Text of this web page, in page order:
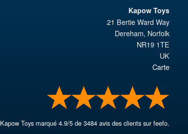
Kapow Toys
21 Bertie Ward Way
Dereham, Norfolk
NR19 1TE
UK
Carte
Kapow Toys marqué4.9/5 de3484 avis des clients sur feefo.